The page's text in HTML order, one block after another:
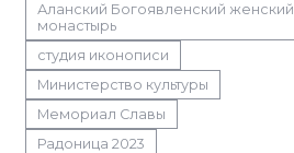
Аланский Богоявленский женский
монастырь
студия иконописи
Министерство культуры
Мемориал Славы
Радоница 2023